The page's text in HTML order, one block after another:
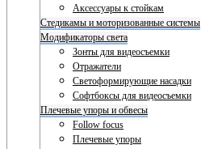
Аксессуары к стойкам
Стедикамы и моторизованные системы
Модификаторы света
Зонты для видеосъемки
Отражатели
Светоформирующие насадки
Софтбоксы для видеосъемки
Плечевые упоры и обвесы
Follow focus
Плечевые упоры